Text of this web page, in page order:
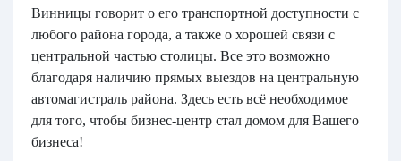
Винницы говорит о его транспортной доступности с
любого района города, а также о хорошей связи с
центральной частью столицы. Все это возможно
благодаря наличию прямых выездов на центральную
автомагистраль района. Здесь есть всё необходимое
для того, чтобы бизнес-центр стал домом для Вашего
бизнеса!